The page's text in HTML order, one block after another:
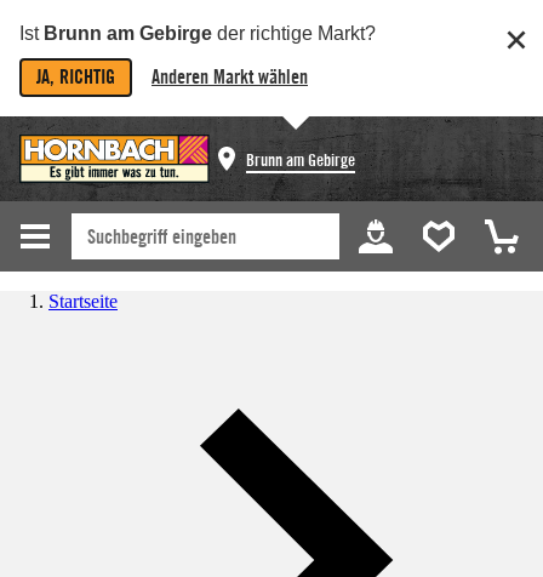
Ist Brunn am Gebirge der richtige Markt?
JA, RICHTIG Anderen Markt wählen
Brunn am Gebirge
Startseite